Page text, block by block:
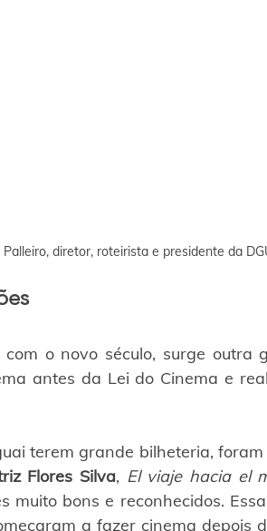
Palleiro, diretor, roteirista e presidente da
o novo século, surge outra
antes da Lei do Cinema e
terem grande bilheteria,
Flores Silva, El viaje hacia el
muito bons e reconhecidos.
a fazer cinema depois